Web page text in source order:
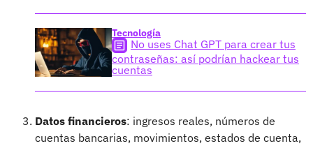
Tecnología
No uses Chat GPT para crear tus
contraseñas: así podrían hackear tus
cuentas
Datos financieros: ingresos reales, números de
cuentas bancarias, movimientos, estados de cuenta,